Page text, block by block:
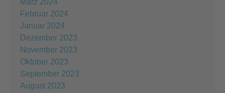
März 2024
Februar 2024
Januar 2024
Dezember 2023
November 2023
Oktober 2023
September 2023
August 2023